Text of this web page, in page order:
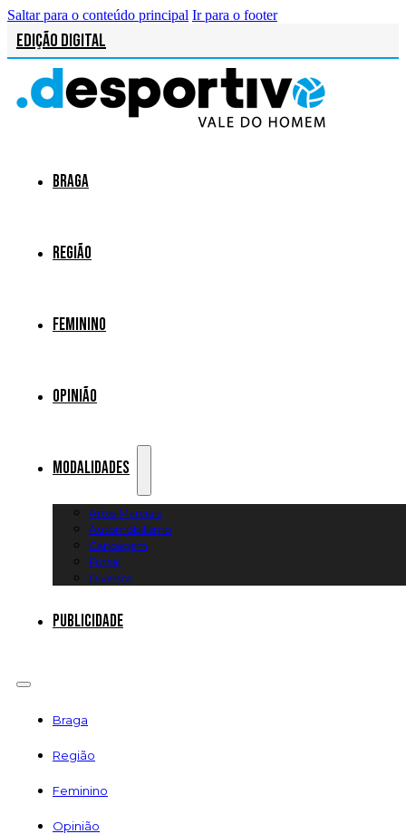
Saltar para o conteúdo principal Ir para o footer
Edição Digital
Braga
Região
Feminino
Opinião
Modalidades
Artes Marciais
Automobilismo
Canoagem
Futsal
Diversos
Publicidade
Braga
Região
Feminino
Opinião